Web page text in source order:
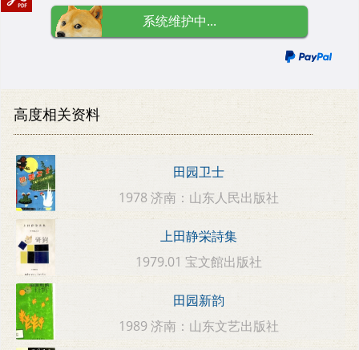
系统维护中...
高度相关资料
田园卫士
1978 济南：山东人民出版社
上田静栄詩集
1979.01 宝文館出版社
田园新韵
1989 济南：山东文艺出版社